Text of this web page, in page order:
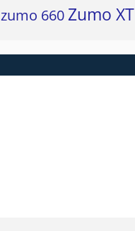
zumo 660 Zumo XT